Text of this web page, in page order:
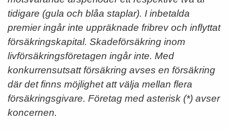
tidigare (gula och blåa staplar). I inbetalda
premier ingår inte uppräknade fribrev och inflyttat
försäkringskapital. Skadeförsäkring inom
livförsäkringsföretagen ingår inte. Med
konkurrensutsatt försäkring avses en försäkring
där det finns möjlighet att välja mellan flera
försäkringsgivare. Företag med asterisk (*) avser
koncernen.